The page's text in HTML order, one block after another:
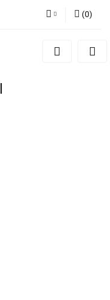
Zaloguj się
(0)